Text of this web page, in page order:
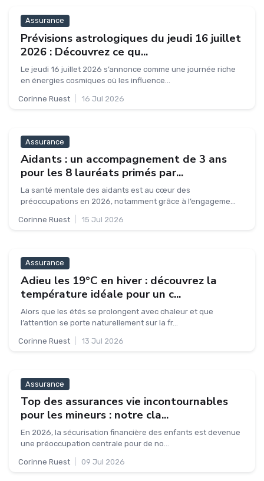
Assurance
Prévisions astrologiques du jeudi 16 juillet
2026 : Découvrez ce qu...
Le jeudi 16 juillet 2026 s’annonce comme une journée riche
en énergies cosmiques où les influence...
Corinne Ruest 16 Jul 2026
Assurance
Aidants : un accompagnement de 3 ans
pour les 8 lauréats primés par...
La santé mentale des aidants est au cœur des
préoccupations en 2026, notamment grâce à l’engageme...
Corinne Ruest 15 Jul 2026
Assurance
Adieu les 19°C en hiver : découvrez la
température idéale pour un c...
Alors que les étés se prolongent avec chaleur et que
l’attention se porte naturellement sur la fr...
Corinne Ruest 13 Jul 2026
Assurance
Top des assurances vie incontournables
pour les mineurs : notre cla...
En 2026, la sécurisation financière des enfants est devenue
une préoccupation centrale pour de no...
Corinne Ruest 09 Jul 2026